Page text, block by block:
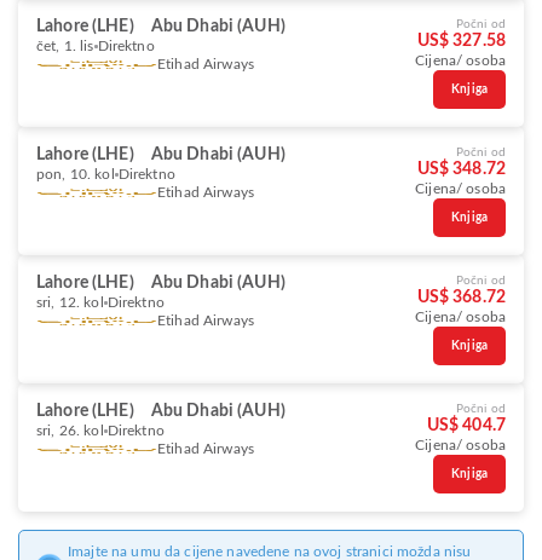
Lahore (LHE) Abu Dhabi (AUH)
čet, 1. lis Direktno
Etihad Airways
Počni od
US$ 327.58
Cijena/ osoba
Knjiga
Lahore (LHE) Abu Dhabi (AUH)
pon, 10. kol Direktno
Etihad Airways
Počni od
US$ 348.72
Cijena/ osoba
Knjiga
Lahore (LHE) Abu Dhabi (AUH)
sri, 12. kol Direktno
Etihad Airways
Počni od
US$ 368.72
Cijena/ osoba
Knjiga
Lahore (LHE) Abu Dhabi (AUH)
sri, 26. kol Direktno
Etihad Airways
Počni od
US$ 404.7
Cijena/ osoba
Knjiga
Imajte na umu da cijene navedene na ovoj stranici možda nisu